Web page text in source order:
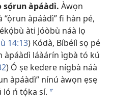
sọ́run àpáàdì. Àwọn
àpáàdì” fi hàn pé,
àti Jóòbù náà lọ
14:13) Kódà, Bíbélì sọ pé
àpáàdì láàárín ìgbà tó kú
) Ó ṣe kedere nígbà náà
àpáàdì” nínú àwọn ẹsẹ
ló ń tọ́ka sí. b